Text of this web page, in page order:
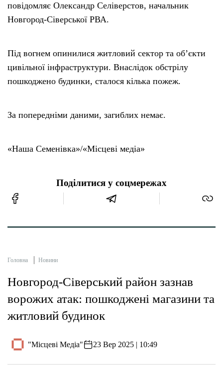
повідомляє Олександр Селіверстов, начальник
Новгород-Сіверської РВА.
Під вогнем опинилися житловий сектор та об’єкти
цивільної інфраструктури. Внаслідок обстрілу
пошкоджено будинки, сталося кілька пожеж.
За попередніми даними, загиблих немає.
«Наша Семенівка»/«Місцеві медіа»
Поділитися у соцмережах
Головна Новини
Новгород-Сіверський район зазнав
ворожих атак: пошкоджені магазини та
житловий будинок
"Місцеві Медіа" 23 Вер 2025 | 10:49